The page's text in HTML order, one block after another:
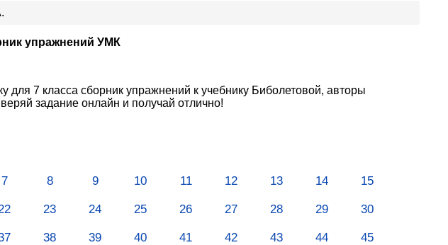
упражнений УМК
для 7 класса сборник упражнений к учебнику Биболетовой, авторы
задание онлайн и получай отлично!
7 8 9 10 11 12 13 14 15
23 24 25 26 27 28 29 30
38 39 40 41 42 43 44 45